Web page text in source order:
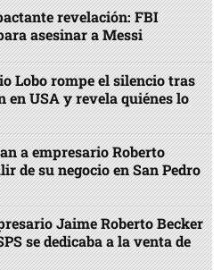
revelación: FBI
asesinar a Messi
Lobo rompe el silencio tras
en USA y revela quiénes lo
a empresario Roberto
de su negocio en San Pedro
Jaime Roberto Becker
se dedicaba a la venta de